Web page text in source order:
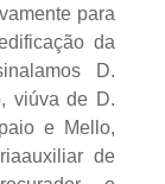
para
da
D.
viúva de D.
e Mello,
de